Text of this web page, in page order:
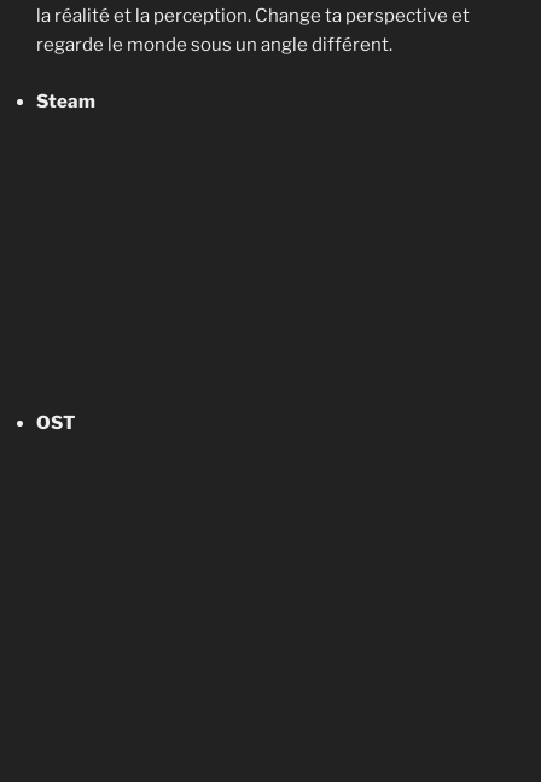
la réalité et la perception. Change ta perspective et
regarde le monde sous un angle différent.
Steam
OST